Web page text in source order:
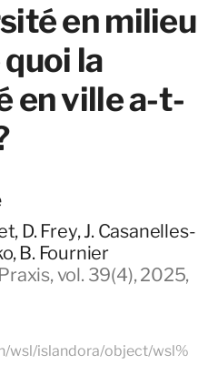
en milieu
la
en ville a-t-
D. Frey, J. Casanelles-
B. Fournier
vol. 39(4), 2025,
wsl/islandora/object/wsl%